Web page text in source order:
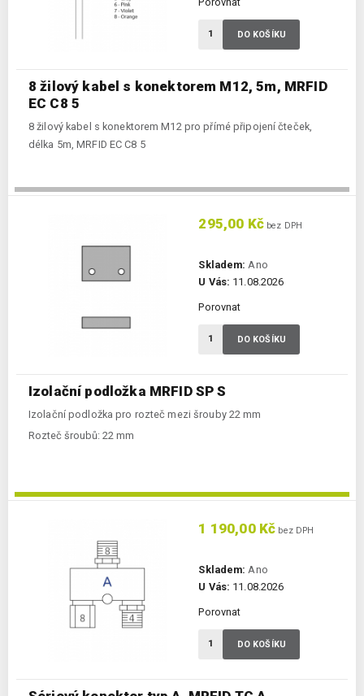
8 žilový kabel s konektorem M12, 5m, MRFID
EC C8 5
8 žilový kabel s konektorem M12 pro přímé připojení čteček,
délka 5m, MRFID EC C8 5
DO KOŠÍKU
Izolační podložka MRFID SP S
Izolační podložka pro rozteč mezi šrouby 22 mm
Rozteč šroubů: 22 mm
295,00 Kč bez DPH
Skladem: Ano
U Vás: 11.08.2026
Porovnat
DO KOŠÍKU
1 190,00 Kč bez DPH
Skladem: Ano
U Vás: 11.08.2026
Porovnat
DO KOŠÍKU